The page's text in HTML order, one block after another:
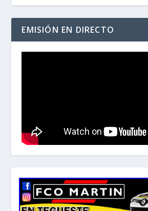
EMISIÓN EN DIRECTO